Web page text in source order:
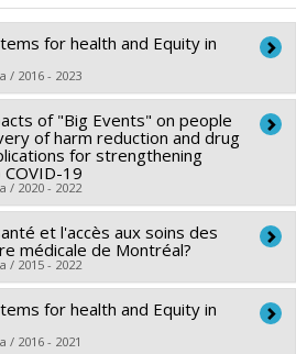
Papyrus
for health and Equity in
/ 2016 - 2023
Potvin,Marie-France Raynault,
Henderson
Ann Barnett,Nazeem
,Meghan Winters,Isabelle
, Rachel Engler-Stringer,
Sari,Michael Schwandt
de recherche en santé du
of "Big Events" on people
of harm reduction and drug
for strengthening
19
/ 2020 - 2022
Larney
Raynault
de recherche en santé du
(MOP) Subvention de
et l'accès aux soins des
médicale de Montréal?
/ 2015 - 2022
Ridde, Patrick Cloos
Raynault
for health and Equity in
2016 - 2021